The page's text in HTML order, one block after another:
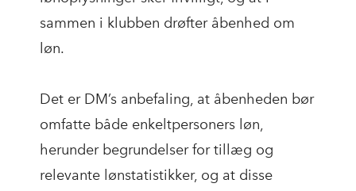
sammen i klubben drøfter åbenhed om
løn.
Det er DM’s anbefaling, at åbenheden bør
omfatte både enkeltpersoners løn,
herunder begrundelser for tillæg og
relevante lønstatistikker, og at disse